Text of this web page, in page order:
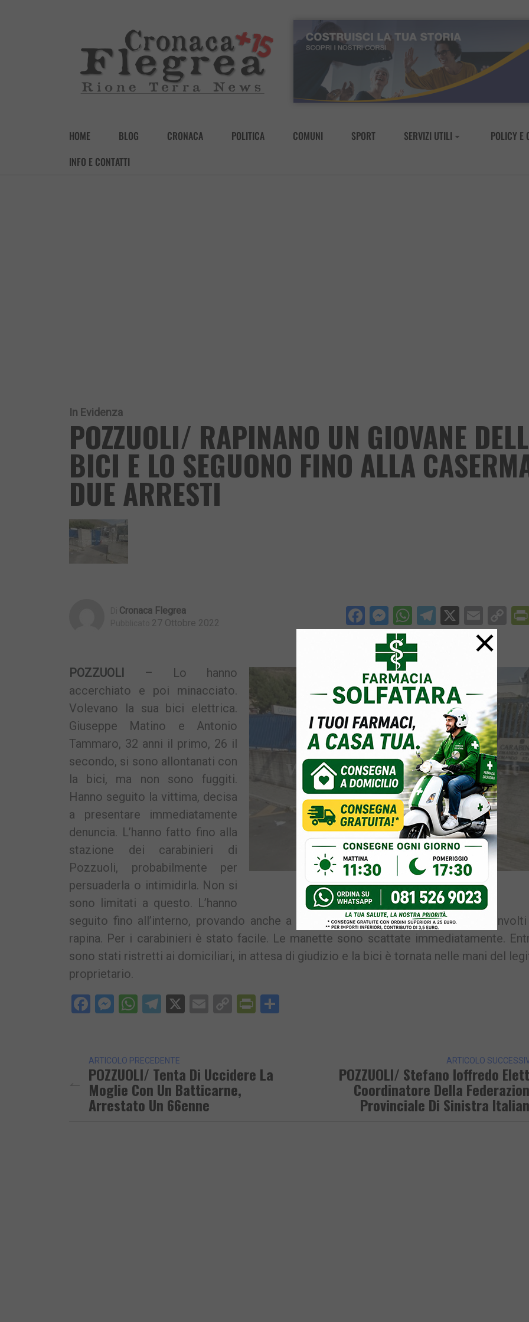
HOME BLOG CRONACA POLITICA COMUNI SPORT SERVIZI UTILI
POLICY E
INFO E CONTATTI
In Evidenza
POZZUOLI/ RAPINANO UN GIOVANE
BICI E LO SEGUONO FINO ALLA
DUE ARRESTI
Cronaca Flegrea
27 Ottobre 2022 Facebook
Messenger
WhatsApp
Telegram
X Email
La Compagnia Carabinieri di Pozzuoli
POZZUOLI – Lo hanno
accerchiato e poi minacciato.
Volevano la sua bici elettrica.
Giuseppe Matino e Antonio
Tammaro, 32 anni il primo, 26 il
secondo, si sono allontanati con
la bici, ma non sono fuggiti.
Hanno seguito la vittima, decisa
a presentare immediatamente
denuncia. L’hanno fatto fino alla
stazione dei carabinieri di
Pozzuoli, probabilmente per
persuaderla o intimidirla. Non si
sono limitati a questo. L’hanno
seguito fino all’interno, provando anche a spiegare ai militari di non essere
rapina. Per i carabinieri è stato facile. Le manette sono scattate immediatamente.
sono stati ristretti ai domiciliari, in attesa di giudizio e la bici è tornata nelle mani del
proprietario.
Facebook
Messenger
WhatsApp
Telegram
X EmailCopyPrintFriendly
ARTICOLO PRECEDENTE
POZZUOLI/ Tenta Di Uccidere La
Moglie Con Un Batticarne,
Arrestato Un 66enne
ARTICOLO
POZZUOLI/ Stefano Ioffredo
Coordinatore Della
Provinciale Di Sinistra
×